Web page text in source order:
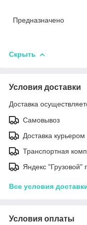
Предназначено
Скрыть
Условия доставки
Доставка
Самовывоз
Доставка курьером
Транспортная
Яндекс "Грузовой"
Все условия
Условия оплаты